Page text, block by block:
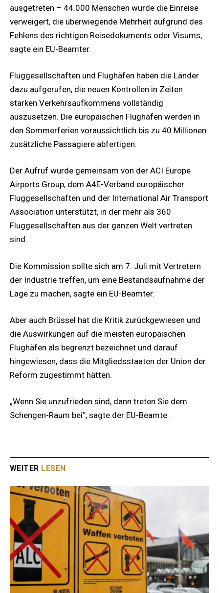
ausgetreten – 44.000 Menschen wurde die Einreise
verweigert, die überwiegende Mehrheit aufgrund des
Fehlens des richtigen Reisedokuments oder Visums,
sagte ein EU-Beamter.
Fluggesellschaften und Flughäfen haben die Länder
dazu aufgerufen, die neuen Kontrollen in Zeiten
starken Verkehrsaufkommens vollständig
auszusetzen. Die europäischen Flughäfen werden in
den Sommerferien voraussichtlich bis zu 40 Millionen
zusätzliche Passagiere abfertigen.
Der Aufruf wurde gemeinsam von der ACI Europe
Airports Group, dem A4E-Verband europäischer
Fluggesellschaften und der International Air Transport
Association unterstützt, in der mehr als 360
Fluggesellschaften aus der ganzen Welt vertreten
sind.
Die Kommission sollte sich am 7. Juli mit Vertretern
der Industrie treffen, um eine Bestandsaufnahme der
Lage zu machen, sagte ein EU-Beamter.
Aber auch Brüssel hat die Kritik zurückgewiesen und
die Auswirkungen auf die meisten europäischen
Flughäfen als begrenzt bezeichnet und darauf
hingewiesen, dass die Mitgliedsstaaten der Union der
Reform zugestimmt hätten.
„Wenn Sie unzufrieden sind, dann treten Sie dem
Schengen-Raum bei“, sagte der EU-Beamte.
WEITER LESEN